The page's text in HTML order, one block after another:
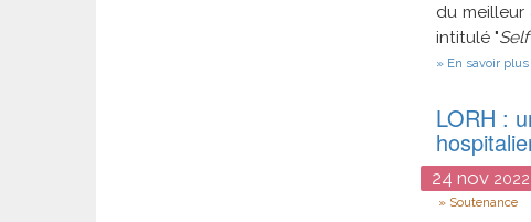
du
intitulé "
En savoir plus
LORH :
24 nov2022
Type
Soutenance